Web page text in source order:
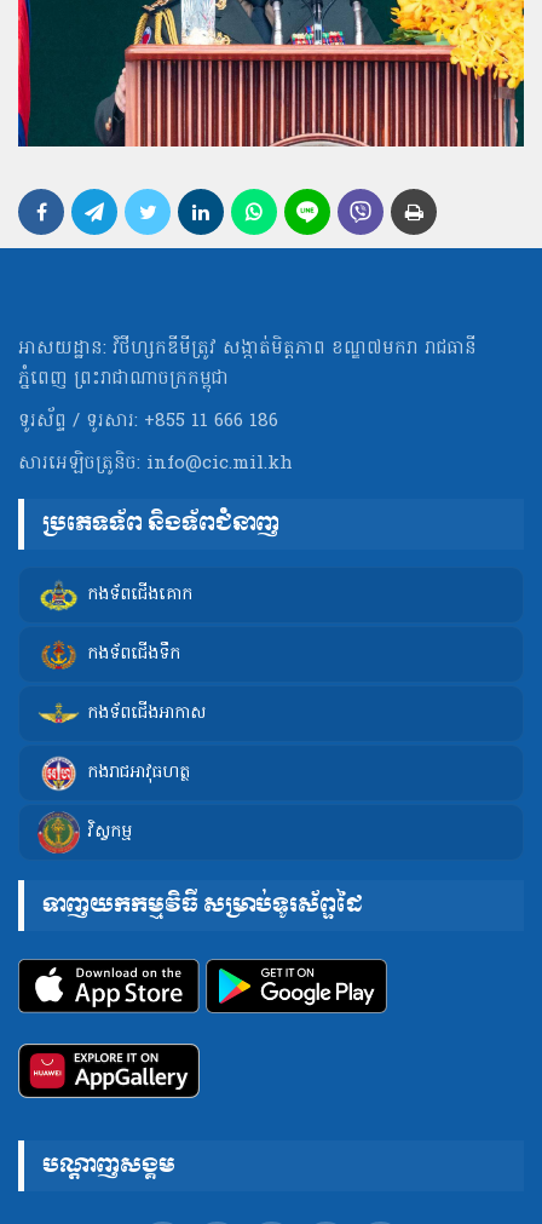
អាសយដ្ឋាន: វិថីហ្សកឌីមីត្រូវ សង្កាត់មិត្ដភាព ខណ្ឌ៧មករា រាជធានី
ភ្នំពេញ ព្រះរាជាណាចក្រកម្ពុជា
ទូរស័ព្ទ / ទូរសារ: +855 11 666 186
សារអេឡិចត្រូនិច: info@cic.mil.kh
ប្រភេទទ័ព និងទ័ពជំនាញ
កងទ័ពជើងគោក
កងទ័ពជើងទឹក
កងទ័ពជើងអាកាស
កងរាជអាវុធហត្ថ
វិស្វកម្ម
ទាញយកកម្មវិធី សម្រាប់ទូរស័ព្ទដៃ
បណ្តាញសង្គម